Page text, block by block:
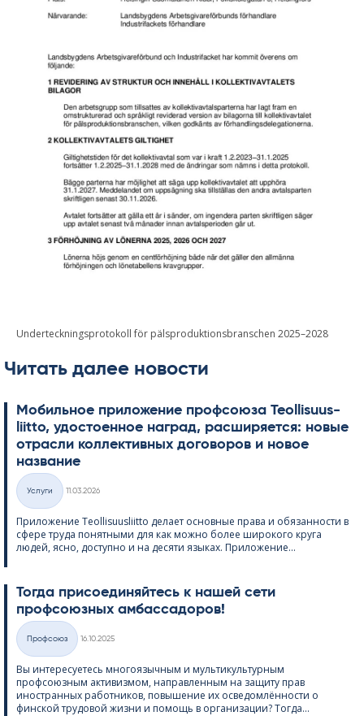
Underteckningsprotokoll för pälsproduktionsbranschen 2025–2028
Читать далее новости
Мобильное приложение профсоюза Teol­li­suus­
liitto, удостоенное наград, расширяется: новые
отрасли коллективных договоров и новое
название
Категории
Услуги
11.03.2026
Приложение Teol­li­suus­liitto делает основные права и обязанности в
сфере труда понятными для как можно более широкого круга
людей, ясно, доступно и на десяти языках. Приложение...
Тогда присоединяйтесь к нашей сети
профсоюзных амбассадоров!
Категории
Профсоюз
16.10.2025
Вы интересуетесь многоязычным и мультикультурным
профсоюзным активизмом, направленным на защиту прав
иностранных работников, повышение их осведомлённости о
финской трудовой жизни и помощь в организации? Тогда...